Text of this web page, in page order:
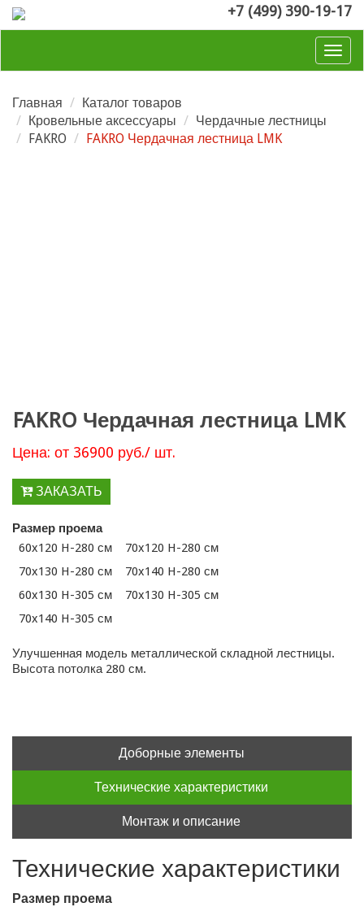
+7 (499) 390-19-17
Главная
Каталог товаров
Кровельные аксессуары
Чердачные лестницы
FAKRO
FAKRO Чердачная лестница LMK
FAKRO Чердачная лестница LMK
Цена: от 36900 руб./ шт.
ЗАКАЗАТЬ
Размер проема
60x120 H-280 см
70x120 H-280 см
70x130 H-280 см
70x140 H-280 см
60x130 H-305 см
70x130 H-305 см
70x140 H-305 см
Улучшенная модель металлической складной лестницы.
Высота потолка 280 см.
Доборные элементы
Технические характеристики
Монтаж и описание
Технические характеристики
Размер проема